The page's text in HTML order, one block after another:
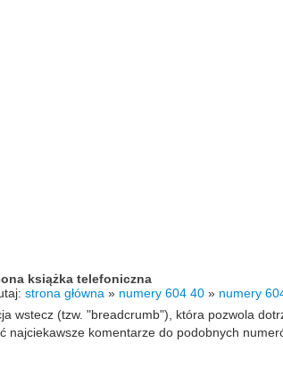
książka telefoniczna
strona główna » numery 604 40 » numery
wstecz (tzw. "breadcrumb"), która pozwola
najciekawsze komentarze do podobnych